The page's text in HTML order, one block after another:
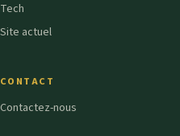
Tech
Site actuel
CONTACT
Contactez-nous